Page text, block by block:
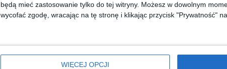
będą mieć zastosowanie tylko do tej witryny. Możesz w dowolnym
wycofać zgodę, wracając na tę stronę i klikając przycisk "Prywatność"
WIĘCEJ OPCJI